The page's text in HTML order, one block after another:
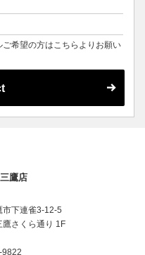
希望の方はこちらよりお願い
鷹店
下連雀3-12-5
さくら通り 1F
9822